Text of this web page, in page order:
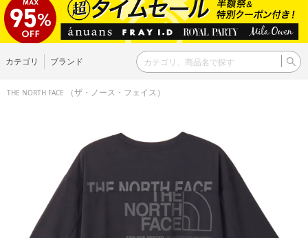
カテゴリ ブランド
THE NORTH FACE （ザ・ノース・フェイス）